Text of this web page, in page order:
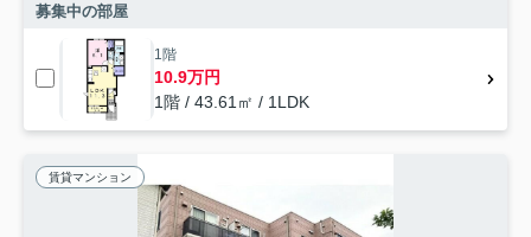
募集中の部屋
1階
10.9万円
1階 / 43.61㎡ / 1LDK
賃貸マンション